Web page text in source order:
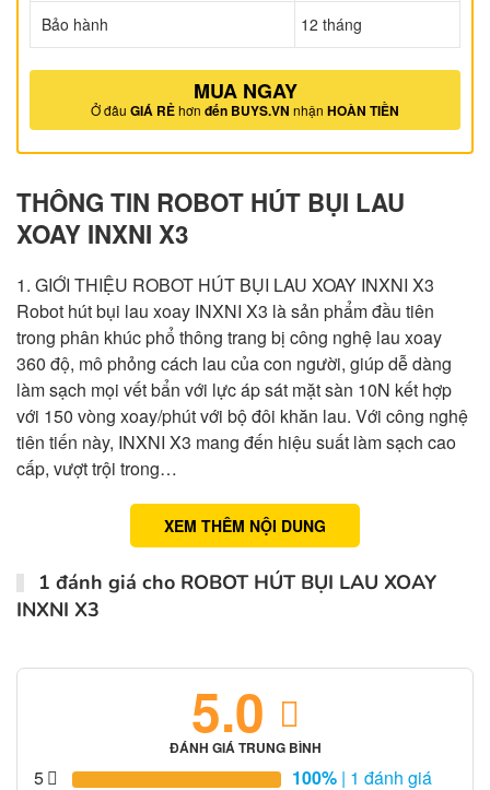
Bảo hành 12 tháng
MUA NGAY
Ở đâu GIÁ RẺhơn đến BUYS.VN nhận HOÀN TIỀN
THÔNG TIN ROBOT HÚT BỤI LAU
XOAY INXNI X3
1. GIỚI THIỆU ROBOT HÚT BỤI LAU XOAY INXNI X3
Robot hút bụi lau xoay INXNI X3 là sản phẩm đầu tiên
trong phân khúc phổ thông trang bị công nghệ lau xoay
360 độ, mô phỏng cách lau của con người, giúp dễ dàng
làm sạch mọi vết bẩn với lực áp sát mặt sàn 10N kết hợp
với 150 vòng xoay/phút với bộ đôi khăn lau. Với công nghệ
tiên tiến này, INXNI X3 mang đến hiệu suất làm sạch cao
cấp, vượt trội trong…
XEM THÊM NỘI DUNG
1 đánh giá cho ROBOT HÚT BỤI LAU XOAY
INXNI X3
5.0
ĐÁNH GIÁ TRUNG BÌNH
5 100% | 1 đánh giá